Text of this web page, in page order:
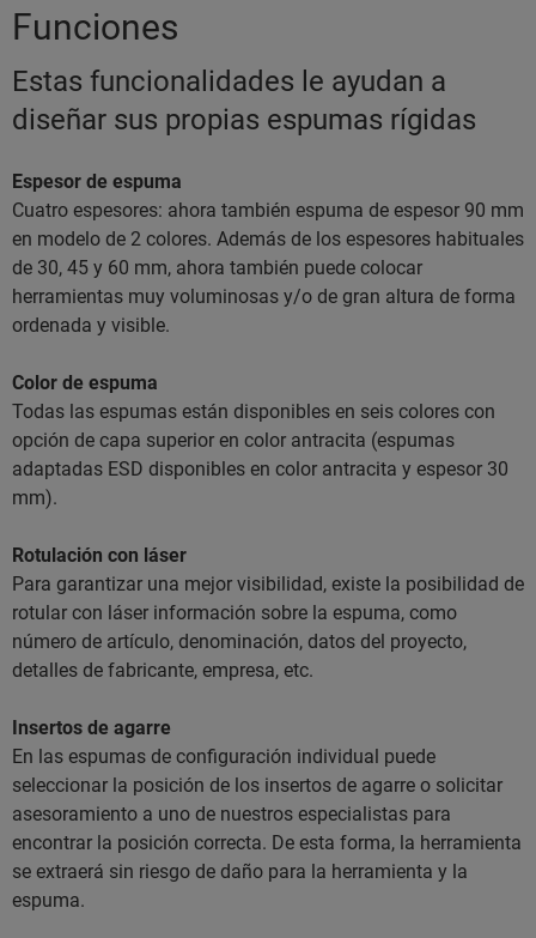
Funciones
Estas funcionalidades le ayudan a
diseñar sus propias espumas rígidas
Espesor de espuma
Cuatro espesores: ahora también espuma de espesor 90 mm
en modelo de 2 colores. Además de los espesores habituales
de 30, 45 y 60 mm, ahora también puede colocar
herramientas muy voluminosas y/o de gran altura de forma
ordenada y visible.
Color de espuma
Todas las espumas están disponibles en seis colores con
opción de capa superior en color antracita (espumas
adaptadas ESD disponibles en color antracita y espesor 30
mm).
Rotulación con láser
Para garantizar una mejor visibilidad, existe la posibilidad de
rotular con láser información sobre la espuma, como
número de artículo, denominación, datos del proyecto,
detalles de fabricante, empresa, etc.
Insertos de agarre
En las espumas de configuración individual puede
seleccionar la posición de los insertos de agarre o solicitar
asesoramiento a uno de nuestros especialistas para
encontrar la posición correcta. De esta forma, la herramienta
se extraerá sin riesgo de daño para la herramienta y la
espuma.